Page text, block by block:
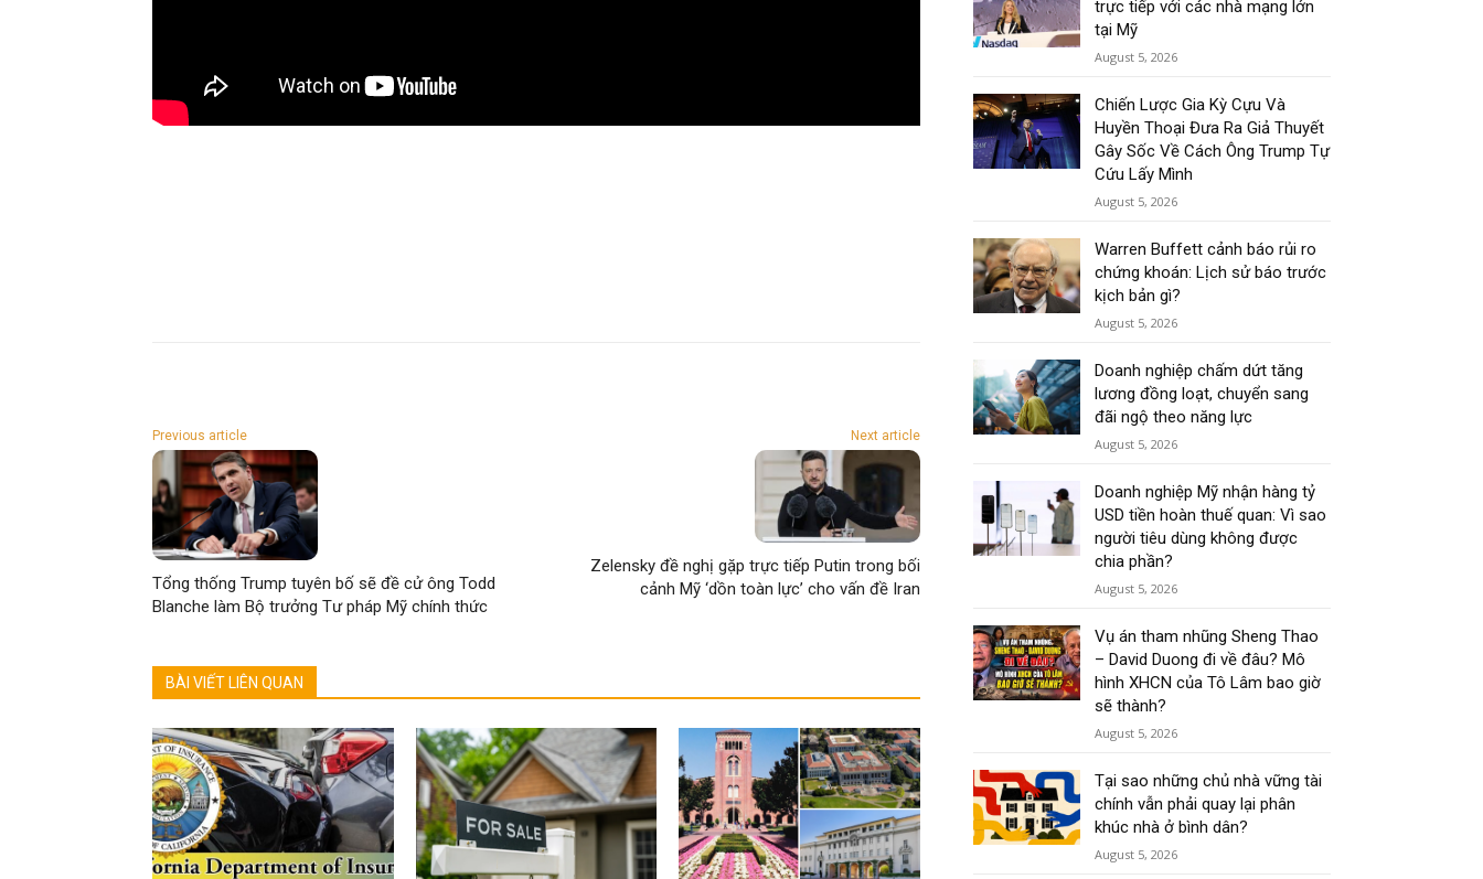
Previous article
Tổng thống Trump tuyên bố sẽ đề cử ông Todd
Blanche làm Bộ trưởng Tư pháp Mỹ chính thức
Next article
Zelensky đề nghị gặp trực tiếp Putin trong bối
cảnh Mỹ ‘dồn toàn lực’ cho vấn đề Iran
BÀI VIẾT LIÊN QUAN
trực tiếp với các nhà mạng lớn
tại Mỹ
August 5, 2026
Chiến Lược Gia Kỳ Cựu Và
Huyền Thoại Đưa Ra Giả Thuyết
Gây Sốc Về Cách Ông Trump Tự
Cứu Lấy Mình
August 5, 2026
Warren Buffett cảnh báo rủi ro
chứng khoán: Lịch sử báo trước
kịch bản gì?
August 5, 2026
Doanh nghiệp chấm dứt tăng
lương đồng loạt, chuyển sang
đãi ngộ theo năng lực
August 5, 2026
Doanh nghiệp Mỹ nhận hàng tỷ
USD tiền hoàn thuế quan: Vì sao
người tiêu dùng không được
chia phần?
August 5, 2026
Vụ án tham nhũng Sheng Thao
– David Duong đi về đâu? Mô
hình XHCN của Tô Lâm bao giờ
sẽ thành?
August 5, 2026
Tại sao những chủ nhà vững tài
chính vẫn phải quay lại phân
khúc nhà ở bình dân?
August 5, 2026